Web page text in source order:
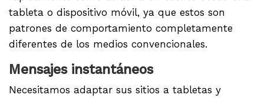
tableta o dispositivo móvil, ya que estos son
patrones de comportamiento completamente
diferentes de los medios convencionales.
Mensajes instantáneos
Necesitamos adaptar sus sitios a tabletas y